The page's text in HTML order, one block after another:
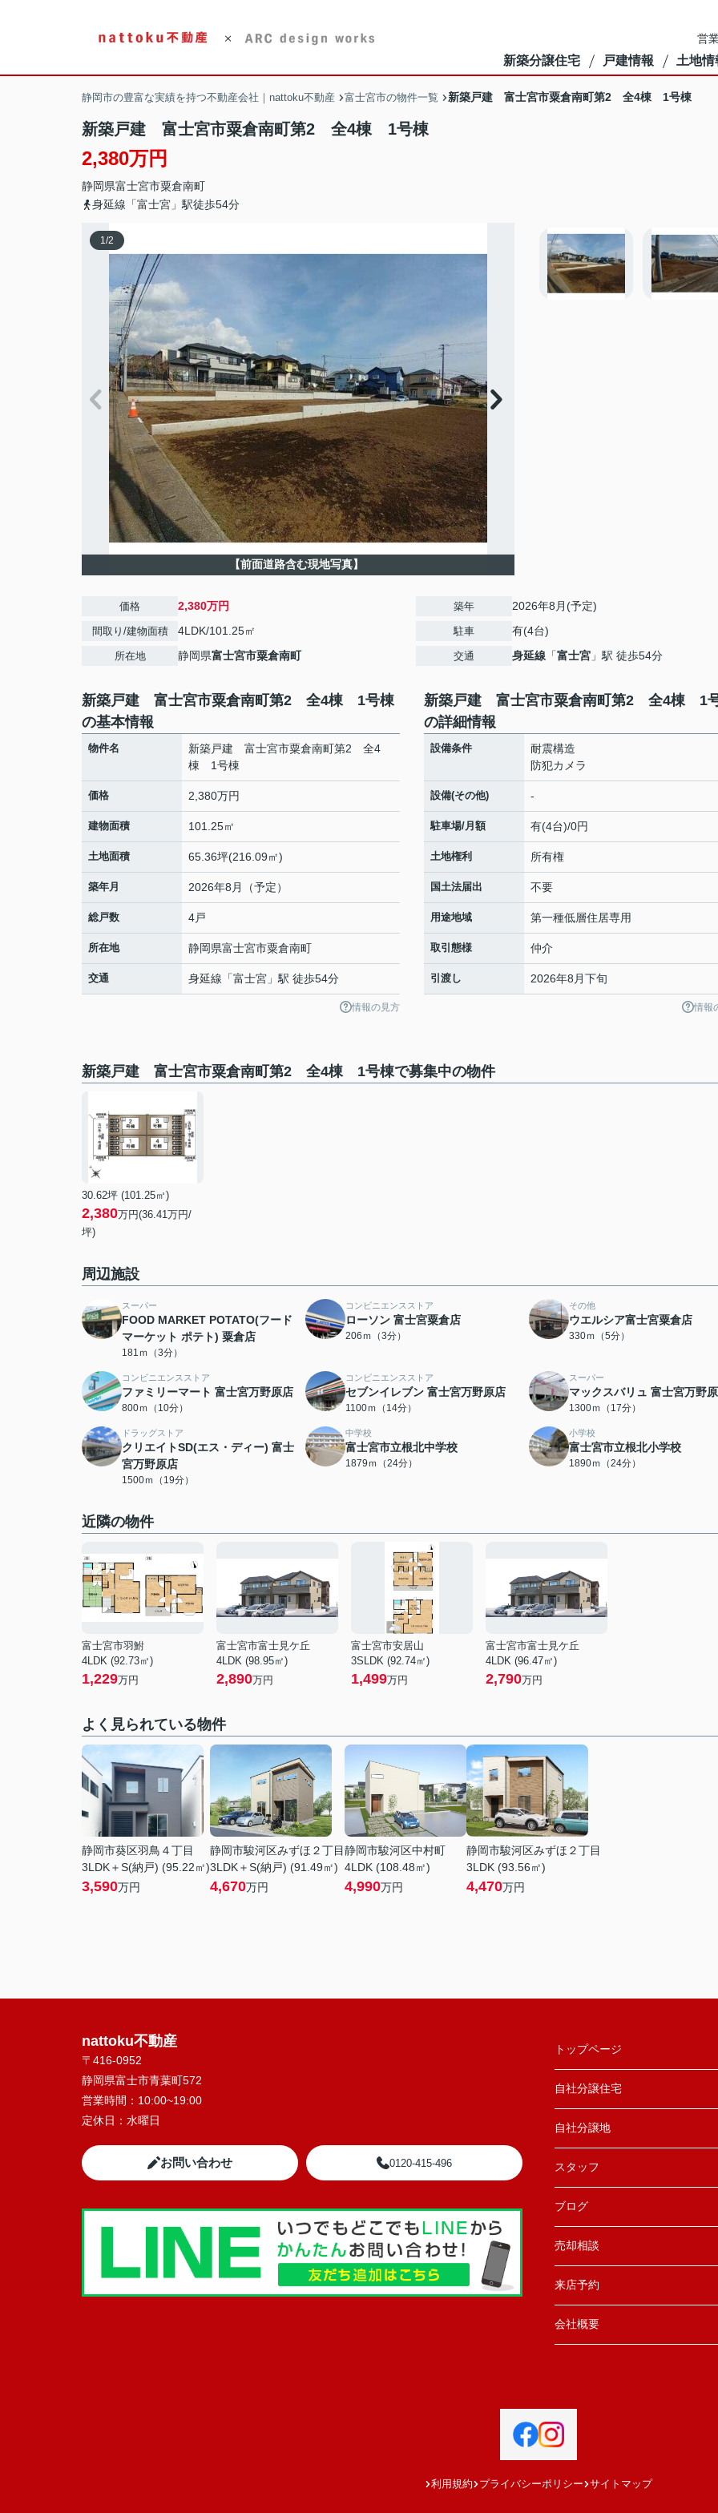
営
新築分譲住宅 戸建情報 土地情
静岡市の豊富な実績を持つ不動産会社｜nattoku不動産 富士宮市の物件一覧 新築戸建 富士宮市粟倉南町第2 全4棟 1号棟
新築戸建 富士宮市粟倉南町第2 全4棟 1号棟
2,380万円
静岡県富士宮市粟倉南町
身延線「富士宮」駅徒歩54分
1/2
【前面道路含む現地写真】
価格 2,380万円
間取り/建物面積 4LDK/101.25㎡
所在地 静岡県富士宮市粟倉南町
築年 2026年8月(予定)
駐車 有(4台)
交通 身延線 「富士宮 」駅 徒歩54分
新築戸建 富士宮市粟倉南町第2 全4棟 1号棟
の基本情報
物件名
新築戸建 富士宮市粟倉南町第2 全4
棟 1号棟
価格 2,380万円
建物面積 101.25㎡
土地面積 65.36坪(216.09㎡)
築年月 2026年8月（予定）
総戸数 4戸
所在地 静岡県富士宮市粟倉南町
交通 身延線 「富士宮 」駅 徒歩54分
情報の見方
新築戸建 富士宮市粟倉南町第2 全4棟 1
の詳細情報
設備条件
耐震構造
防犯カメラ
設備(その他) -
駐車場/月額 有(4台)/0円
土地権利 所有権
国土法届出 不要
用途地域 第一種低層住居専用
取引態様 仲介
引渡し 2026年8月下旬
情報
新築戸建 富士宮市粟倉南町第2 全4棟 1号棟で募集中の物件
30.62坪 (101.25㎡)
2,380万円(36.41万円/
坪)
周辺施設
スーパー
FOOD MARKET POTATO(フード
マーケット ポテト) 粟倉店
181ｍ（3分）
コンビニエンスストア
ローソン 富士宮粟倉店
206ｍ（3分）
その他
ウエルシア富士宮粟倉店
330ｍ（5分）
コンビニエンスストア
ファミリーマート 富士宮万野原店
800ｍ（10分）
コンビニエンスストア
セブンイレブン 富士宮万野原店
1100ｍ（14分）
スーパー
マックスバリュ 富士宮万野
1300ｍ（17分）
ドラッグストア
クリエイトSD(エス・ディー) 富士
宮万野原店
1500ｍ（19分）
中学校
富士宮市立根北中学校
1879ｍ（24分）
小学校
富士宮市立根北小学校
1890ｍ（24分）
近隣の物件
富士宮市羽鮒
4LDK (92.73㎡)
1,229万円
富士宮市富士見ケ丘
4LDK (98.95㎡)
2,890万円
富士宮市安居山
3SLDK (92.74㎡)
1,499万円
富士宮市富士見ケ丘
4LDK (96.47㎡)
2,790万円
よく見られている物件
静岡市葵区羽鳥４丁目
3LDK＋S(納戸) (95.22㎡)
3,590万円
静岡市駿河区みずほ２丁目
3LDK＋S(納戸) (91.49㎡)
4,670万円
静岡市駿河区中村町
4LDK (108.48㎡)
4,990万円
静岡市駿河区みずほ２丁目
3LDK (93.56㎡)
4,470万円
nattoku不動産
〒416-0952
静岡県富士市青葉町572
営業時間： 10:00~19:00
定休日： 水曜日
お問い合わせ 0120-415-496
トップページ
自社分譲住宅
自社分譲地
スタッフ
ブログ
売却相談
来店予約
会社概要
利用規約 プライバシーポリシー サイトマップ